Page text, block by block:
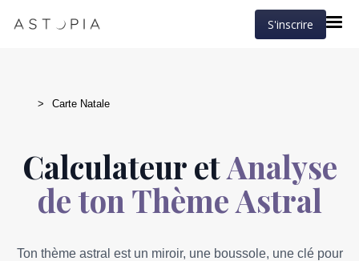
S'inscrire
> Carte Natale
Calculateur etAnalyse
de ton Thème Astral
Ton thème astral est un miroir, une boussole, une clé pour